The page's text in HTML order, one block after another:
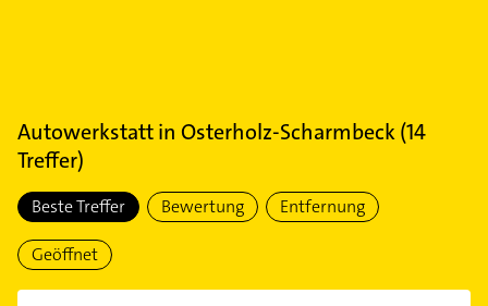
Autowerkstattin Osterholz-Scharmbeck(14
Treffer)
Beste Treffer Bewertung Entfernung
Geöffnet